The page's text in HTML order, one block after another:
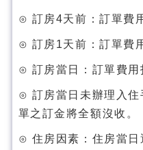
⊙ 訂房4天前：訂單費
⊙ 訂房1天前：訂單費
⊙ 訂房當日：訂單費用
⊙ 訂房當日未辦理入住
單之訂金將全額沒收。
⊙ 住房因素：住房當日